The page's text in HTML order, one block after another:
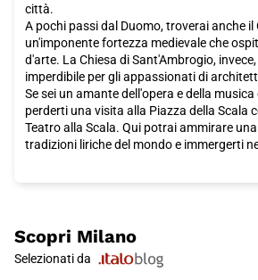
città.
A pochi passi dal Duomo, troverai anche il
un'imponente fortezza medievale che
d'arte. La Chiesa di Sant'Ambrogio,
imperdibile per gli appassionati di
Se sei un amante dell'opera e della
perderti una visita alla Piazza della Scala
Teatro alla Scala. Qui potrai ammirare
tradizioni liriche del mondo e immergerti
della Spiga e Corso Venezia che sono solo
famose e affascinanti in cui immergersi in
shopping unica.
Scopri Milano
Selezionati da